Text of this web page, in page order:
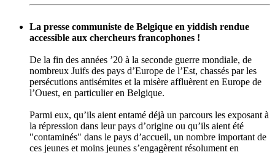
La presse communiste de Belgique en yiddish rendue
accessible aux chercheurs francophones !
De la fin des années ’20 à la seconde guerre mondiale, de
nombreux Juifs des pays d’Europe de l’Est, chassés par les
persécutions antisémites et la misère affluèrent en Europe de
l’Ouest, en particulier en Belgique.
Parmi eux, qu’ils aient entamé déjà un parcours les exposant à
la répression dans leur pays d’origine ou qu’ils aient été
"contaminés" dans le pays d’accueil, un nombre important de
ces jeunes et moins jeunes s’engagèrent résolument en